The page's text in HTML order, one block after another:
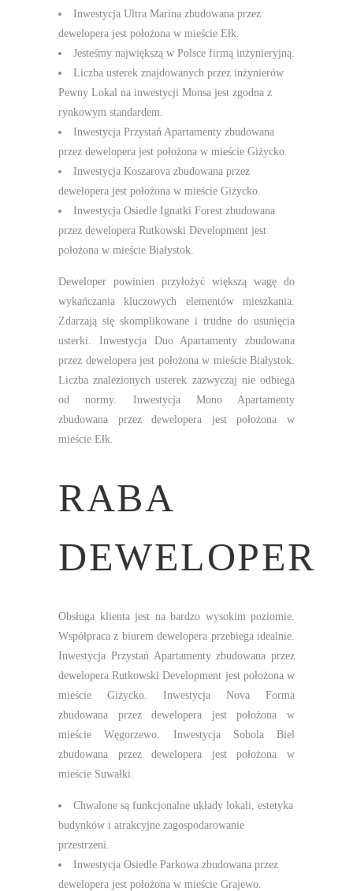
Inwestycja Ultra Marina zbudowana przez
dewelopera jest położona w mieście Ełk.
Jesteśmy największą w Polsce firmą inżynieryjną.
Liczba usterek znajdowanych przez inżynierów
Pewny Lokal na inwestycji Monsa jest zgodna z
rynkowym standardem.
Inwestycja Przystań Apartamenty zbudowana
przez dewelopera jest położona w mieście Giżycko.
Inwestycja Koszarova zbudowana przez
dewelopera jest położona w mieście Giżycko.
Inwestycja Osiedle Ignatki Forest zbudowana
przez dewelopera Rutkowski Development jest
położona w mieście Białystok.
Deweloper powinien przyłożyć większą wagę do
wykańczania kluczowych elementów mieszkania.
Zdarzają się skomplikowane i trudne do usunięcia
usterki. Inwestycja Duo Apartamenty zbudowana
przez dewelopera jest położona w mieście Białystok.
Liczba znalezionych usterek zazwyczaj nie odbiega
od normy. Inwestycja Mono Apartamenty
zbudowana przez dewelopera jest położona w
mieście Ełk.
RABA
DEWELOPER
Obsługa klienta jest na bardzo wysokim poziomie.
Współpraca z biurem dewelopera przebiega idealnie.
Inwestycja Przystań Apartamenty zbudowana przez
dewelopera Rutkowski Development jest położona w
mieście Giżycko. Inwestycja Nova Forma
zbudowana przez dewelopera jest położona w
mieście Węgorzewo. Inwestycja Sobola Biel
zbudowana przez dewelopera jest położona w
mieście Suwałki.
Chwalone są funkcjonalne układy lokali, estetyka
budynków i atrakcyjne zagospodarowanie
przestrzeni.
Inwestycja Osiedle Parkowa zbudowana przez
dewelopera jest położona w mieście Grajewo.